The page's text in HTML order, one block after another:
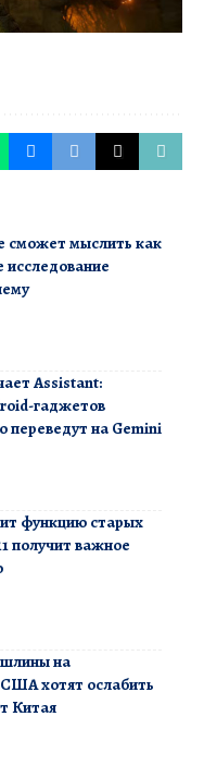
сможет мыслить как
исследование
Assistant:
гаджетов
переведут на Gemini
функцию старых
получит важное
на
хотят ослабить
Китая